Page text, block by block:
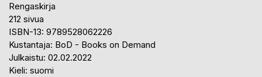
Rengaskirja
212 sivua
ISBN-13: 9789528062226
Kustantaja: BoD - Books on Demand
Julkaistu: 02.02.2022
Kieli: suomi